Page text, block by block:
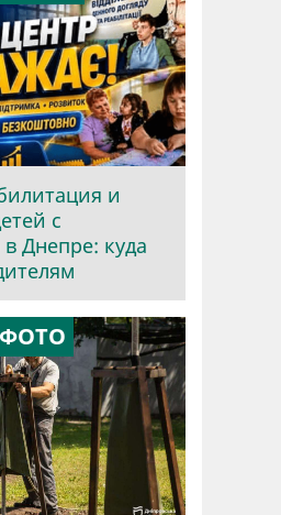
и
с
Днепре: куда